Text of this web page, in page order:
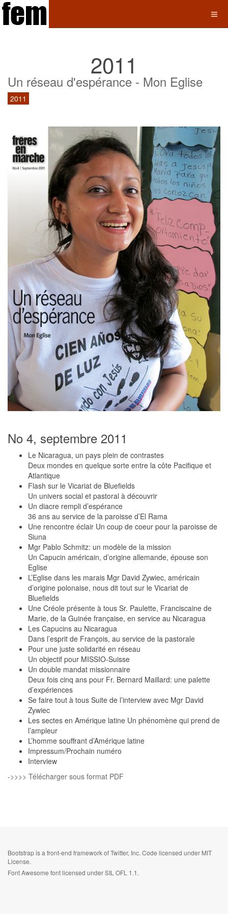
2011
Un réseau d'espérance - Mon Eglise
2011
No 4, septembre 2011
Le Nicaragua, un pays plein de contrastes
Deux mondes en quelque sorte entre la côte Pacifique et
Atlantique
Flash sur le Vicariat de Bluefields
Un univers social et pastoral à découvrir
Un diacre rempli d’espérance
36 ans au service de la paroisse d’El Rama
Une rencontre éclair Un coup de coeur pour la paroisse de
Siuna
Mgr Pablo Schmitz: un modèle de la mission
Un Capucin américain, d’origine allemande, épouse son
Eglise
L’Eglise dans les marais Mgr David Zywiec, américain
d’origine polonaise, nous dit tout sur le Vicariat de
Bluefields
Une Créole présente à tous Sr. Paulette, Franciscaine de
Marie, de la Guinée française, en service au Nicaragua
Les Capucins au Nicaragua
Dans l’esprit de François, au service de la pastorale
Pour une juste solidarité en réseau
Un objectif pour MISSIO-Suisse
Un double mandat missionnaire
Deux fois cinq ans pour Fr. Bernard Maillard: une palette
d’expériences
Se faire tout à tous Suite de l’interview avec Mgr David
Zywiec
Les sectes en Amérique latine Un phénomène qui prend de
l’ampleur
L’homme souffrant d’Amérique latine
Impressum/Prochain numéro
Interview
->>>> Télécharger sous format PDF
Bootstrapis a front-end framework of Twitter, Inc. Code licensed under MIT
License.
Font Awesome font licensed underSIL OFL 1.1 .